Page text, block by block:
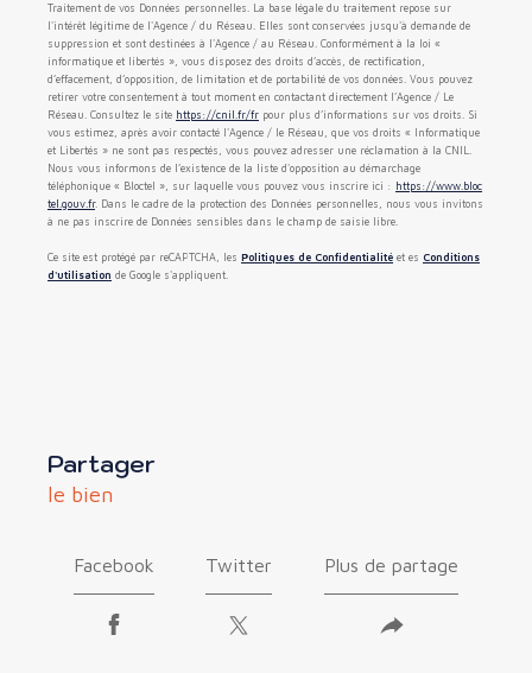
Traitement de vos Données personnelles. La base légale du traitement repose sur
l'intérêt légitime de l'Agence / du Réseau. Elles sont conservées jusqu'à demande de
suppression et sont destinées à l'Agence / au Réseau. Conformément à la loi «
informatique et libertés », vous disposez des droits d’accès, de rectification,
d’effacement, d’opposition, de limitation et de portabilité de vos données. Vous pouvez
retirer votre consentement à tout moment en contactant directement l’Agence / Le
Réseau. Consultez le site https://cnil.fr/fr pour plus d’informations sur vos droits. Si
vous estimez, après avoir contacté l'Agence / le Réseau, que vos droits « Informatique
et Libertés » ne sont pas respectés, vous pouvez adresser une réclamation à la CNIL.
Nous vous informons de l’existence de la liste d'opposition au démarchage
téléphonique « Bloctel », sur laquelle vous pouvez vous inscrire ici : https://www.bloc
tel.gouv.fr. Dans le cadre de la protection des Données personnelles, nous vous invitons
à ne pas inscrire de Données sensibles dans le champ de saisie libre.
Ce site est protégé par reCAPTCHA, les Politiques de Confidentialité et es Conditions
d'utilisation de Google s'appliquent.
partager
le bien
Facebook Twitter Plus de partage